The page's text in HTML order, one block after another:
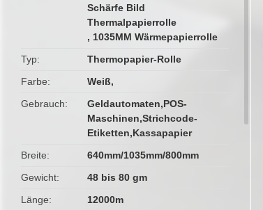
Schärfe Bild
Thermalpapierrolle
, 1035MM Wärmepapierrolle
Typ
Thermopapier-Rolle
Farbe
Weiß,
Gebrauch
Geldautomaten,POS-
Maschinen,Strichcode-
Etiketten,Kassapapier
Breite
640mm/1035mm/800mm
Gewicht
48 bis 80 gm
Länge
12000m